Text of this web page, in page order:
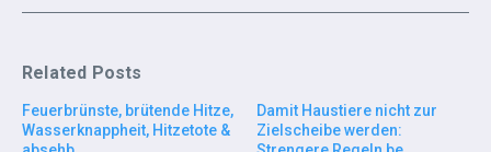
Related Posts
Feuerbrünste, brütende Hitze,
Wasserknappheit, Hitzetote &
Damit Haustiere nicht zur
Zielscheibe werden: